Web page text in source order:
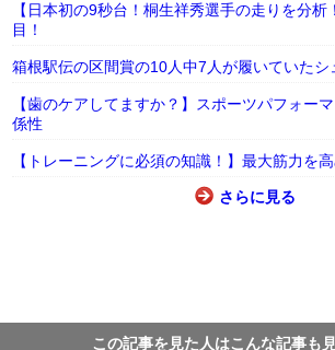
【日本初の9秒台！桐生祥秀選手の走りを分
目！
箱根駅伝の区間賞の10人中7人が履いていたシ
【歯のケアしてますか？】スポーツパフォー
係性
【トレーニングに必須の知識！】最大筋力を
さらに見る
この記事を見た人はこんな記事も見